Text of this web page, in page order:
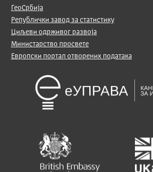
ГеоСрбија
Републички завод за статистику
Циљеви одрживог развоја
Министарство просвете
Европски портал отворених података